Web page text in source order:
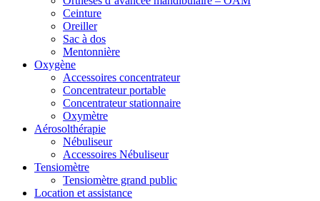
Ceinture
Oreiller
Sac à dos
Mentonnière
Oxygène
Accessoires concentrateur
Concentrateur portable
Concentrateur stationnaire
Oxymètre
Aérosolthérapie
Nébuliseur
Accessoires Nébuliseur
Tensiomètre
Tensiomètre grand public
Location et assistance